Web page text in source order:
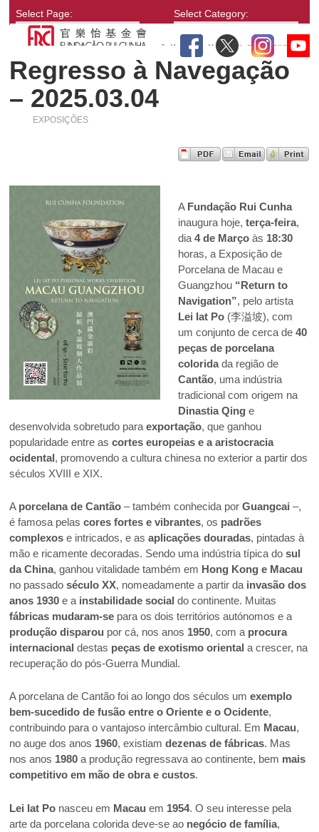
Select Page: Select Category:
Regresso à Navegação
– 2025.03.04
EXPOSIÇÕES
A Fundação Rui Cunha
inaugura hoje, terça-feira,
dia 4 de Marçoàs 18:30
horas, a Exposição de
Porcelana de Macau e
Guangzhou “Return to
Navigation”, pelo artista
Lei Iat Po(李溢坡), com
um conjunto de cerca de 40
peças de porcelana
coloridada região de
Cantão, uma indústria
tradicional com origem na
Dinastia Qinge
desenvolvida sobretudo paraexportação, que ganhou
popularidade entre ascortes europeias e a aristocracia
ocidental, promovendo a cultura chinesa no exterior a partir dos
séculos XVIII e XIX.
A porcelana de Cantão – também conhecida porGuangcai –,
é famosa pelascores fortes e vibrantes, os padrões
complexos e intricados, e asaplicações douradas, pintadas à
mão e ricamente decoradas. Sendo uma indústria típica dosul
da China, ganhou vitalidade também em Hong Kong e Macau
no passadoséculo XX, nomeadamente a partir da invasão dos
anos 1930 e a instabilidade social do continente. Muitas
fábricas mudaram-se para os dois territórios autónomos e a
produção disparou por cá, nos anos 1950, com a procura
internacional destas peças de exotismo oriental a crescer, na
recuperação do pós-Guerra Mundial.
A porcelana de Cantão foi ao longo dos séculos umexemplo
bem-sucedido de fusão entre o Oriente e o Ocidente,
contribuindo para o vantajoso intercâmbio cultural. Em Macau,
no auge dos anos 1960, existiamdezenas de fábricas. Mas
nos anos 1980 a produção regressava ao continente, bem mais
competitivo em mão de obra e custos.
Lei Iat Po nasceu em Macau em 1954. O seu interesse pela
arte da porcelana colorida deve-se ao negócio de família,